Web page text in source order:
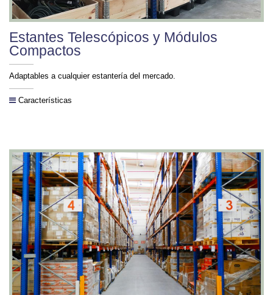
Estantes Telescópicos y Módulos
Compactos
Adaptables a cualquier estantería del mercado.
Características